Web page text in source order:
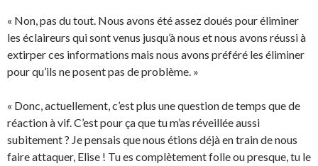
« Non, pas du tout. Nous avons été assez doués pour éliminer
les éclaireurs qui sont venus jusqu’à nous et nous avons réussi à
extirper ces informations mais nous avons préféré les éliminer
pour qu’ils ne posent pas de problème. »
« Donc, actuellement, c’est plus une question de temps que de
réaction à vif. C’est pour ça que tu m’as réveillée aussi
subitement ? Je pensais que nous étions déjà en train de nous
faire attaquer, Elise ! Tu es complètement folle ou presque, tu le